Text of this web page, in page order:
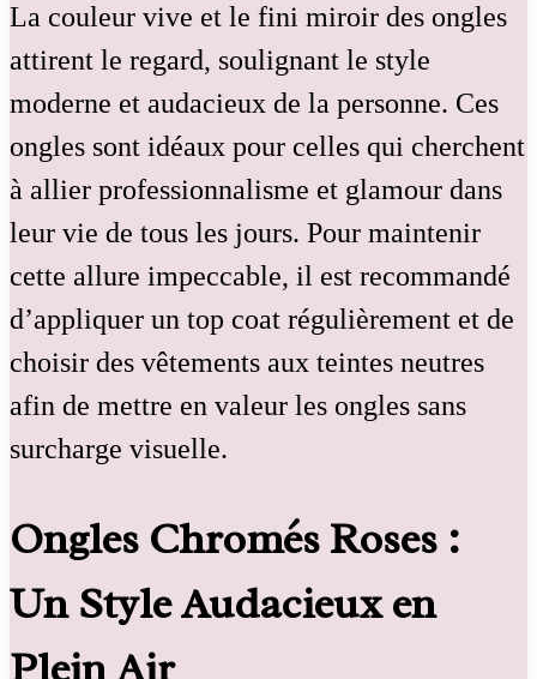
La couleur vive et le fini miroir des ongles
attirent le regard, soulignant le style
moderne et audacieux de la personne. Ces
ongles sont idéaux pour celles qui cherchent
à allier professionnalisme et glamour dans
leur vie de tous les jours. Pour maintenir
cette allure impeccable, il est recommandé
d’appliquer un top coat régulièrement et de
choisir des vêtements aux teintes neutres
afin de mettre en valeur les ongles sans
surcharge visuelle.
Ongles Chromés Roses :
Un Style Audacieux en